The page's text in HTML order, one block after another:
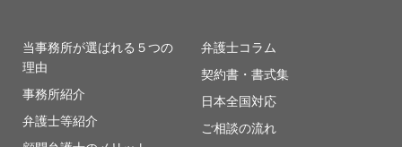
当事務所が選ばれる５つの
理由
事務所紹介
弁護士等紹介
弁護士コラム
契約書・書式集
日本全国対応
ご相談の流れ